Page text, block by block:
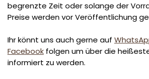
begrenzte Zeit oder solange der
Preise werden vor Veröffentlichung
Ihr könnt uns auch gerne auf
Facebook folgen um über die
informiert zu werden.